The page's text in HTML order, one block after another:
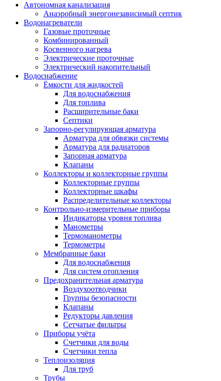
Автономная канализация
Анаэробный энергонезависимый септик
Водонагреватели
Газовые проточные
Комбинированный
Косвенного нагрева
Электрические проточные
Электрический накопительный
Водоснабжение
Ёмкости для жидкостей
Для водоснабжения
Для топлива
Расширительные баки
Септики
Запорно-регулирующая арматура
Арматура для обвязки системы
Арматура для радиаторов
Запорная арматура
Клапаны
Коллекторы и коллекторные группы
Коллекторные группы
Коллекторные шкафы
Распределительные коллекторы
Контрольно-измерительные приборы
Индикаторы уровня топлива
Манометры
Термоманометры
Термометры
Мембранные баки
Для водоснабжения
Для систем отопления
Предохранительная арматура
Воздухоотводчики
Группы безопасности
Клапаны
Редукторы давления
Сетчатые фильтры
Приборы учёта
Счетчики для воды
Счетчики тепла
Теплоизоляция
Для труб
Трубы